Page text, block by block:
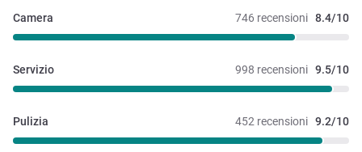
746 recensioni 8.4/10
Camera
998 recensioni 9.5/10
Servizio
452 recensioni 9.2/10
Pulizia